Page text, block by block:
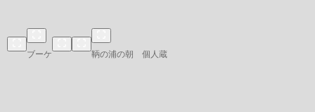
ブーケ 鞆の浦の朝 個人蔵